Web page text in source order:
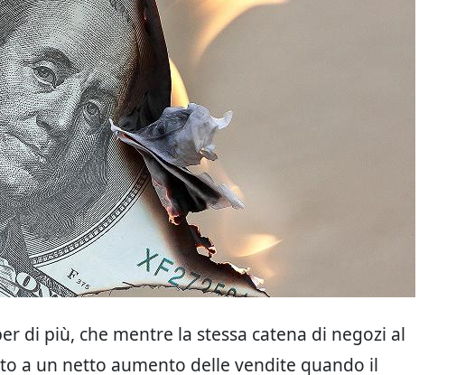
di più, che mentre la stessa catena di negozi al
a un netto aumento delle vendite quando il